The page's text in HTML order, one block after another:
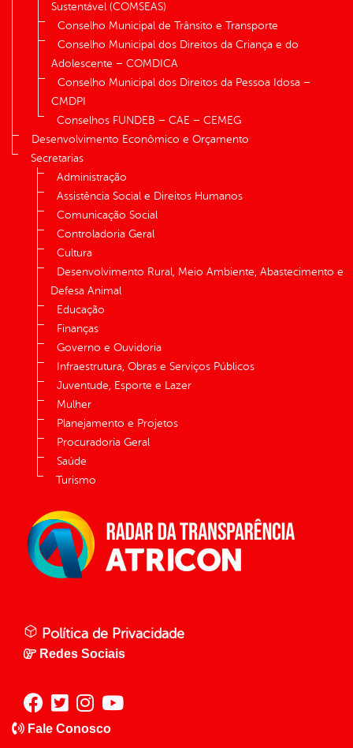
Sustentável (COMSEAS)
Conselho Municipal de Trânsito e Transporte
Conselho Municipal dos Direitos da Criança e do
Adolescente – COMDICA
Conselho Municipal dos Direitos da Pessoa Idosa –
CMDPI
Conselhos FUNDEB – CAE – CEMEG
Desenvolvimento Econômico e Orçamento
Secretarias
Administração
Assistência Social e Direitos Humanos
Comunicação Social
Controladoria Geral
Cultura
Desenvolvimento Rural, Meio Ambiente, Abastecimento e
Defesa Animal
Educação
Finanças
Governo e Ouvidoria
Infraestrutura, Obras e Serviços Públicos
Juventude, Esporte e Lazer
Mulher
Planejamento e Projetos
Procuradoria Geral
Saúde
Turismo
Política de Privacidade
Redes Sociais
Fale Conosco